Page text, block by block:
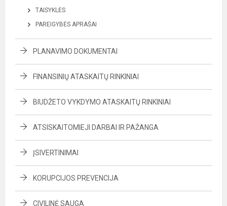
TAISYKLĖS
PAREIGYBĖS APRAŠAI
PLANAVIMO DOKUMENTAI
FINANSINIŲ ATASKAITŲ RINKINIAI
BIUDŽETO VYKDYMO ATASKAITŲ RINKINIAI
ATSISKAITOMIEJI DARBAI IR PAŽANGA
ĮSIVERTINIMAI
KORUPCIJOS PREVENCIJA
CIVILINĖ SAUGA